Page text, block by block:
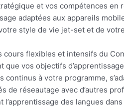
et vos compétences en
adaptées aux appareils
style de vie jet-set et de
cours flexibles et intensifs du
que vos objectifs
continus à votre programme,
de réseautage avec d’autres
l’apprentissage des langues